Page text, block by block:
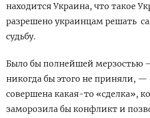
находится Украина, что такое
разрешено украинцам решать
судьбу.
Было бы полнейшей мерзостью
никогда бы этого не приняли, —
совершена какая-то «сделка»,
заморозила бы конфликт и